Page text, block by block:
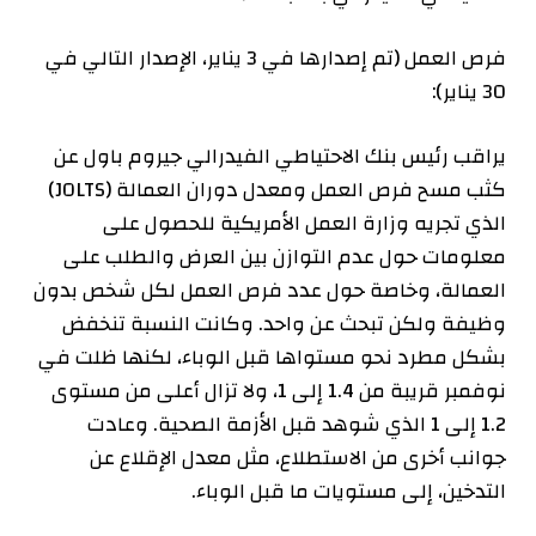
فرص العمل (تم إصدارها في 3 يناير، الإصدار التالي في
30 يناير):
يراقب رئيس بنك الاحتياطي الفيدرالي جيروم باول عن
كثب مسح فرص العمل ومعدل دوران العمالة (JOLTS)
الذي تجريه وزارة العمل الأمريكية للحصول على
معلومات حول عدم التوازن بين العرض والطلب على
العمالة، وخاصة حول عدد فرص العمل لكل شخص بدون
وظيفة ولكن تبحث عن واحد. وكانت النسبة تنخفض
بشكل مطرد نحو مستواها قبل الوباء، لكنها ظلت في
نوفمبر قريبة من 1.4 إلى 1، ولا تزال أعلى من مستوى
1.2 إلى 1 الذي شوهد قبل الأزمة الصحية. وعادت
جوانب أخرى من الاستطلاع، مثل معدل الإقلاع عن
التدخين، إلى مستويات ما قبل الوباء.